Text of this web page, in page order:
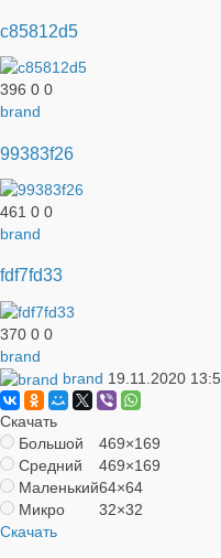
c85812d5
396 0 0
brand
99383f26
461 0 0
brand
fdf7fd33
370 0 0
brand
brand 19.11.2020
Скачать
Большой
469×169
Средний
469×169
Маленький64×64
Микро
32×32
Скачать